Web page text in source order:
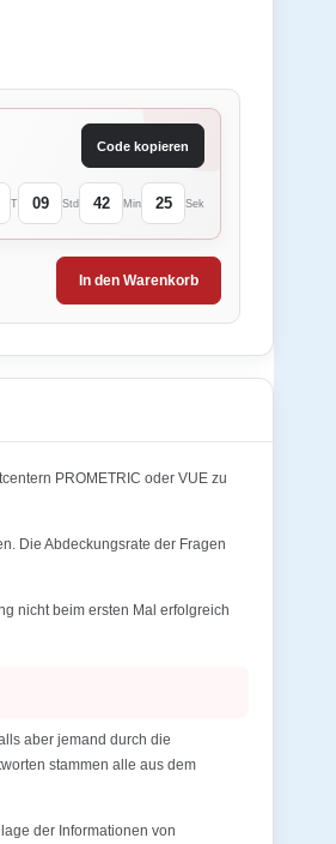
Code kopieren
T 09 Std 42 Min 25 Sek
In den Warenkorb
PROMETRIC oder VUE zu
Die Abdeckungsrate der Fragen
nicht beim ersten Mal erfolgreich
aber jemand durch die
stammen alle aus dem
der Informationen von